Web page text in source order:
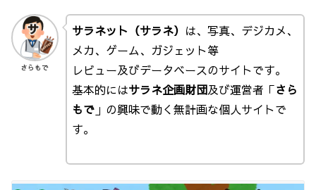
さらもで
サラネット（サラネ） は、写真、デジカメ、
メカ、ゲーム、ガジェット等
レビュー及びデータベースのサイトです。
基本的にはサラネ企画財団及び運営者「さら
もで」の興味で動く無計画な個人サイトで
す。